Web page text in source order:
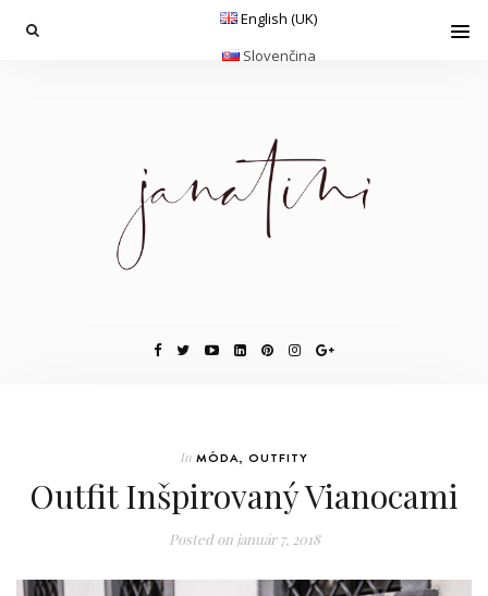
English (UK)
Slovenčina
In MÓDA, OUTFITY
Outfit Inšpirovaný Vianocami
Posted onjanuár 7, 2018